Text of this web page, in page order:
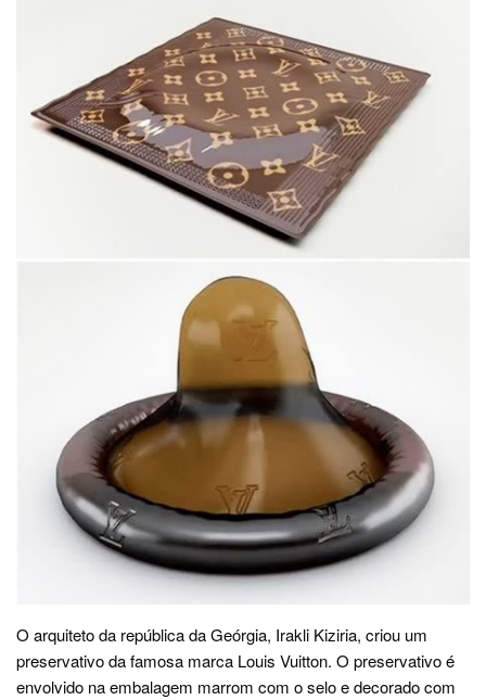
O arquiteto da república da Geórgia, Irakli Kiziria, criou um
preservativo da famosa marca Louis Vuitton. O preservativo é
envolvido na embalagem marrom com o selo e decorado com